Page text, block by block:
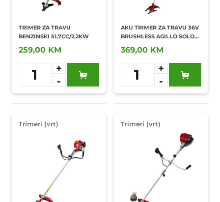
TRIMER ZA TRAVU
BENZINSKI 51,7CC/2,2KW
259,00 KM
1
+
-
Dodaj u
omiljene
AKU TRIMER ZA TRAVU 36V
BRUSHLESS AGILLO SOLO
PXC/3411320
369,00 KM
1
+
-
Dodaj u
omiljene
Trimeri (vrt) Trimeri (vrt)